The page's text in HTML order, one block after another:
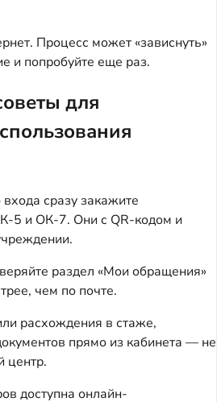
Процесс может «зависнуть»
и попробуйте еще раз.
для
сразу закажите
5 и ОК-7. Они с QR-кодом и
раздел «Мои обращения»
чем по почте.
расхождения в стаже,
прямо из кабинета — не
центр.
доступна онлайн-